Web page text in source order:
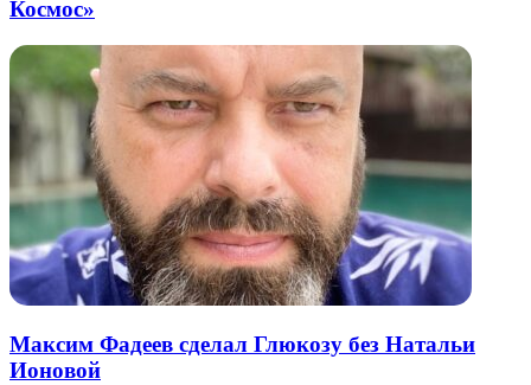
Космос»
Максим Фадеев сделал Глюкозу без Натальи
Ионовой